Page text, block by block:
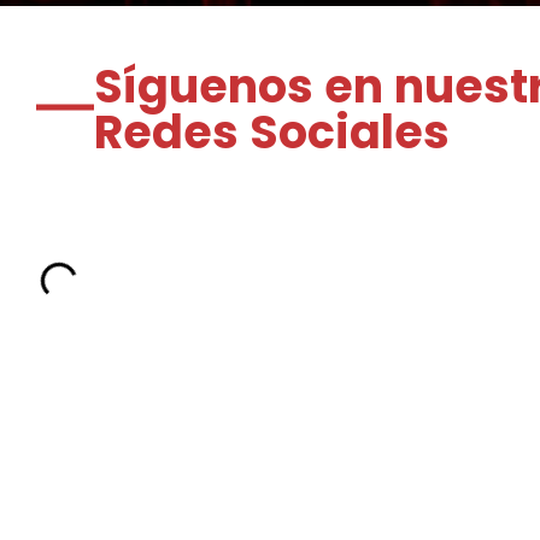
Síguenos en
Redes Sociales